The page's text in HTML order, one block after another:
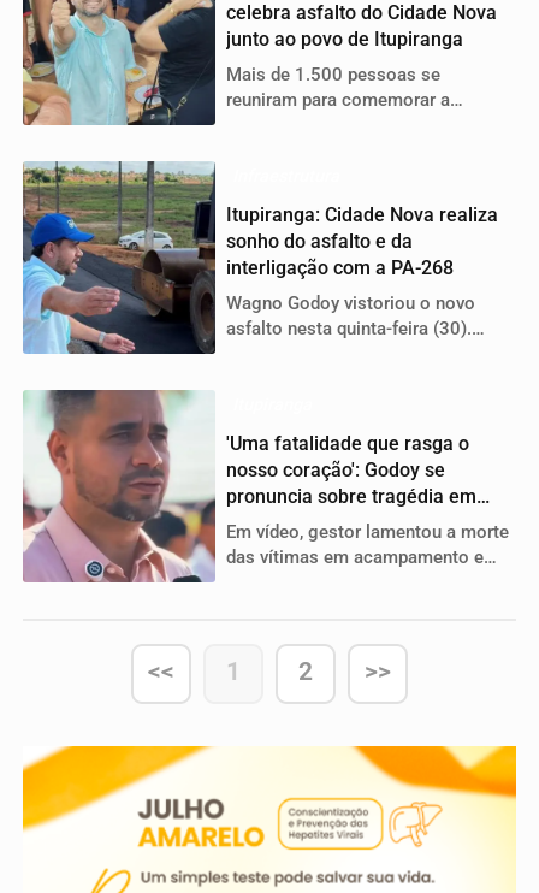
celebra asfalto do Cidade Nova
junto ao povo de Itupiranga
Mais de 1.500 pessoas se
reuniram para comemorar a
Itupiranga: Cidade Nova realiza
sonho do asfalto e da
interligação com a PA-268
Wagno Godoy vistoriou o novo
asfalto nesta quinta-feira (30).
'Uma fatalidade que rasga o
nosso coração': Godoy se
pronuncia sobre tragédia em
Itupiranga
Em vídeo, gestor lamentou a morte
das vítimas em acampamento e
<< 1 2 >>